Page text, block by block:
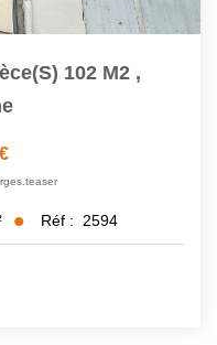
102 M2 ,
Réf : 2594